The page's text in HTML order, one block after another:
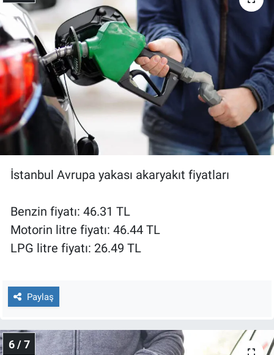
İstanbul Avrupa yakası akaryakıt fiyatları
Benzin fiyatı: 46.31 TL
Motorin litre fiyatı: 46.44 TL
LPG litre fiyatı: 26.49 TL
Paylaş
6 / 7